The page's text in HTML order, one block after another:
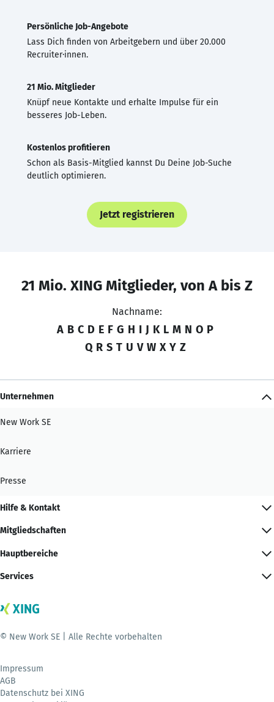
Persönliche Job-Angebote
Lass Dich finden von Arbeitgebern und über 20.000
Recruiter·innen.
21 Mio. Mitglieder
Knüpf neue Kontakte und erhalte Impulse für ein
besseres Job-Leben.
Kostenlos profitieren
Schon als Basis-Mitglied kannst Du Deine Job-Suche
deutlich optimieren.
Jetzt registrieren
21 Mio. XING Mitglieder, von A bis Z
Nachname:
A B C D E F G H I J K L M N O P
Q R S T U V W X Y Z
Unternehmen
New Work SE
Karriere
Presse
Hilfe & Kontakt
Mitgliedschaften
Hauptbereiche
Services
© New Work SE | Alle Rechte vorbehalten
Impressum
AGB
Datenschutz bei XING